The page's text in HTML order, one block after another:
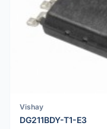
Vishay
DG211BDY-T1-E3